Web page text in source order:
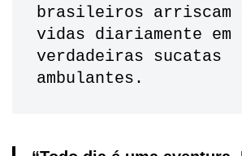
brasileiros arriscam
vidas diariamente em
verdadeiras sucatas
ambulantes.